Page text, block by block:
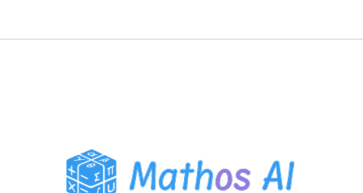
مساعد واجبات PDF